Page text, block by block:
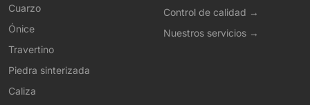
Cuarzo
Ónice
Travertino
Piedra sinterizada
Caliza
Control de calidad →
Nuestros servicios →